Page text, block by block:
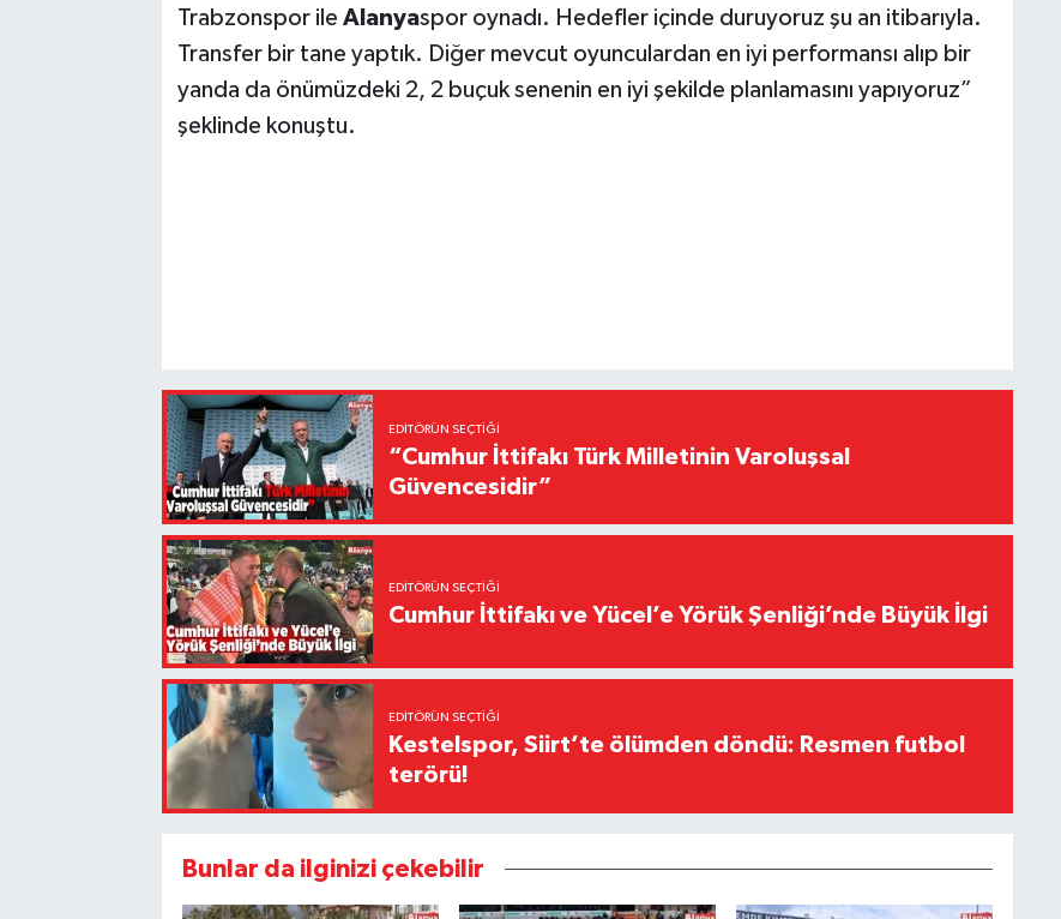
Trabzonspor ile Alanyaspor oynadı. Hedefler içinde duruyoruz şu an itibarıyla.
Transfer bir tane yaptık. Diğer mevcut oyunculardan en iyi performansı alıp bir
yanda da önümüzdeki 2, 2 buçuk senenin en iyi şekilde planlamasını yapıyoruz”
şeklinde konuştu.
EDITÖRÜN SEÇTIĞI
“Cumhur İttifakı Türk Milletinin Varoluşsal
Güvencesidir”
EDITÖRÜN SEÇTIĞI
Cumhur İttifakı ve Yücel’e Yörük Şenliği’nde Büyük İlgi
EDITÖRÜN SEÇTIĞI
Kestelspor, Siirt’te ölümden döndü: Resmen futbol
terörü!
Bunlar da ilginizi çekebilir